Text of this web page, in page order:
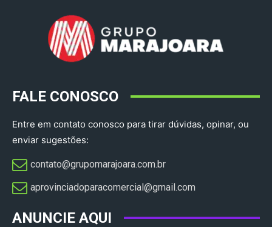
FALE CONOSCO
Entre em contato conosco para tirar dúvidas, opinar, ou
enviar sugestões:
contato@grupomarajoara.com.br
aprovinciadoparacomercial@gmail.com​
ANUNCIE AQUI